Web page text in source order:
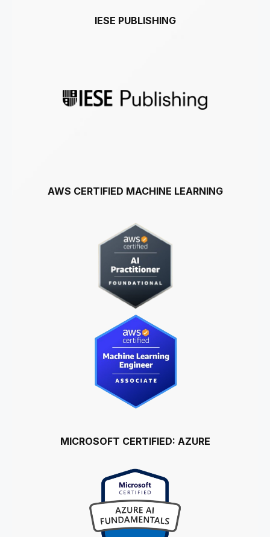
IESE PUBLISHING
AWS CERTIFIED MACHINE LEARNING
MICROSOFT CERTIFIED: AZURE